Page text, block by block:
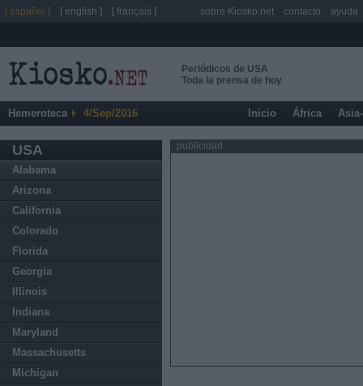
Periódicos de USA
Toda la prensa de hoy
Hemeroteca 4/Sep/2016 Inicio África
USA
Alabama
Arizona
California
Colorado
Florida
Georgia
Illinois
Indiana
Maryland
Massachusetts
Michigan
publicidad
[ español ] [ english ] [ français ] sobre Kiosko.net contacto ayuda